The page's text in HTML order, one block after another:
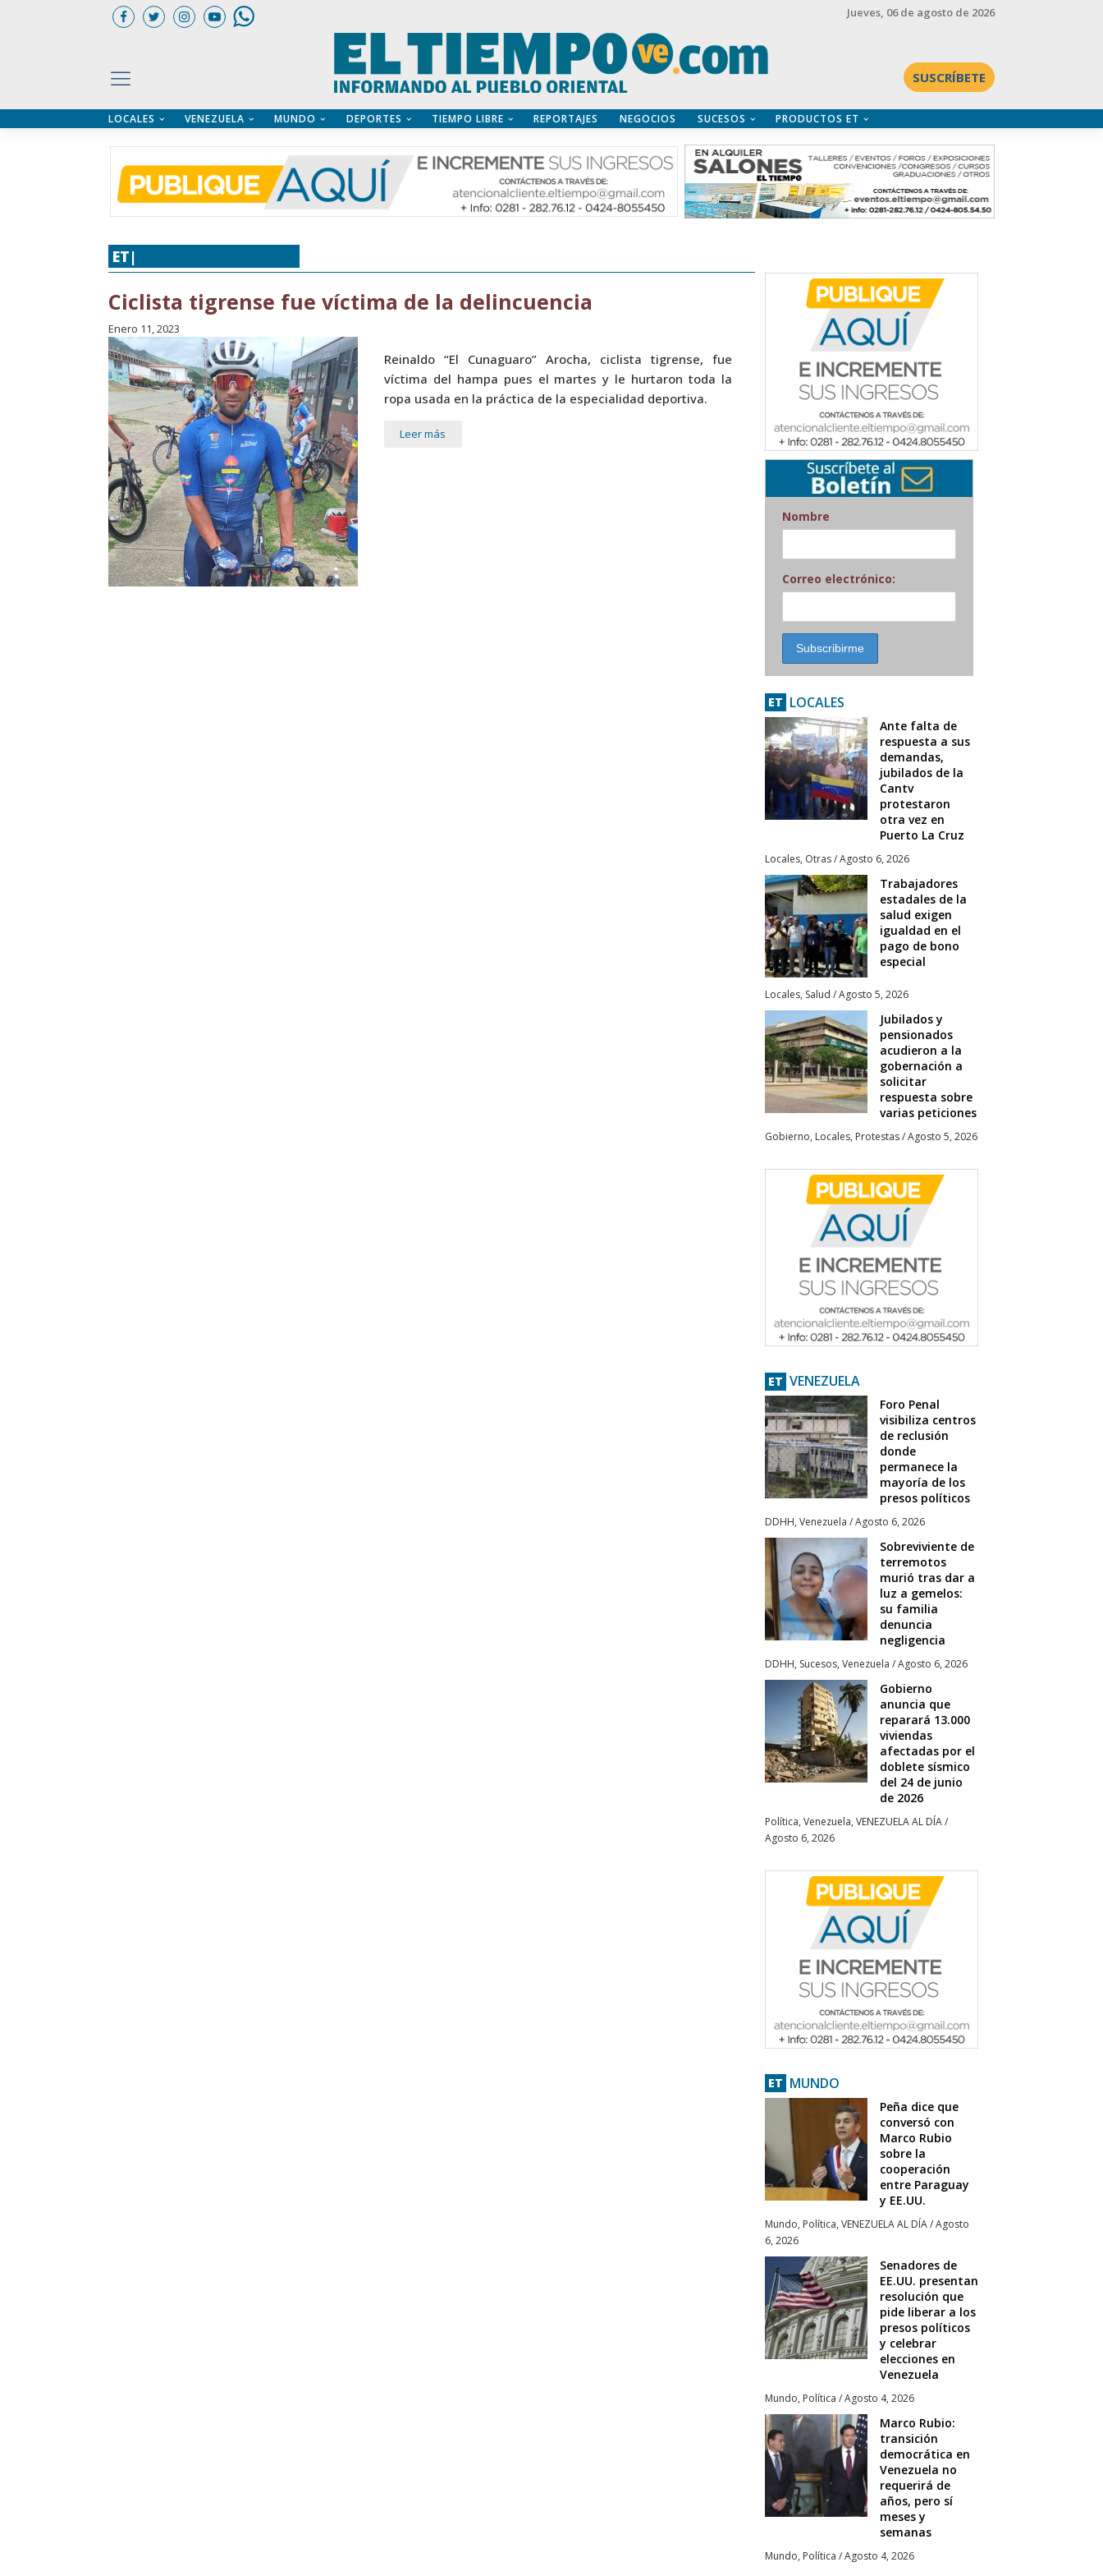
Jueves, 06 de agosto de 2026
SUSCRÍBETE
LOCALES VENEZUELA MUNDO DEPORTES TIEMPO LIBRE REPORTAJES NEGOCIOS SUCESOS PRODUCTOS ET
ET|
Ciclista tigrense fue víctima de la delincuencia
Enero 11, 2023
Reinaldo “El Cunaguaro” Arocha, ciclista tigrense, fue
víctima del hampa pues el martes y le hurtaron toda la
ropa usada en la práctica de la especialidad deportiva.
Leer más
Nombre
Correo electrónico:
ET LOCALES
Ante falta de
respuesta a sus
demandas,
jubilados de la
Cantv
protestaron
otra vez en
Puerto La Cruz
Locales, Otras/Agosto 6, 2026
Trabajadores
estadales de la
salud exigen
igualdad en el
pago de bono
especial
Locales, Salud /Agosto 5, 2026
Jubilados y
pensionados
acudieron a la
gobernación a
solicitar
respuesta sobre
varias peticiones
Gobierno, Locales, Protestas/Agosto 5, 2026
ET VENEZUELA
Foro Penal
visibiliza centros
de reclusión
donde
permanece la
mayoría de los
presos políticos
DDHH, Venezuela /Agosto 6, 2026
Sobreviviente de
terremotos
murió tras dar a
luz a gemelos:
su familia
denuncia
negligencia
DDHH, Sucesos, Venezuela /Agosto 6, 2026
Gobierno
anuncia que
reparará 13.000
viviendas
afectadas por el
doblete sísmico
del 24 de junio
de 2026
Política, Venezuela, VENEZUELA AL DÍA/
Agosto 6, 2026
ET MUNDO
Peña dice que
conversó con
Marco Rubio
sobre la
cooperación
entre Paraguay
y EE.UU.
Mundo, Política, VENEZUELA AL DÍA/Agosto
6, 2026
Senadores de
EE.UU. presentan
resolución que
pide liberar a los
presos políticos
y celebrar
elecciones en
Venezuela
Mundo, Política /Agosto 4, 2026
Marco Rubio:
transición
democrática en
Venezuela no
requerirá de
años, pero sí
meses y
semanas
Mundo, Política /Agosto 4, 2026